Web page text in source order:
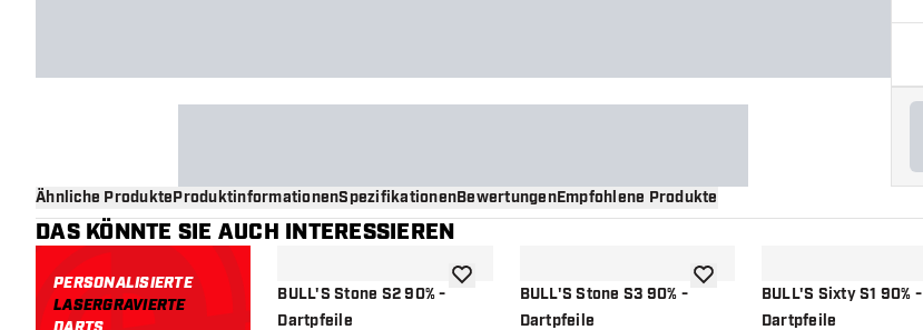
Ähnliche ProdukteProduktinformationenSpezifikationenBewertungenEmpfohlene Produkte
DAS KÖNNTE SIE AUCH INTERESSIEREN
PERSONALISIERTE
LASERGRAVIERTE
BULL'S Stone S2 90% -
Dartpfeile
Zur Wunschliste hinzufügen
BULL'S Stone S3 90% -
Dartpfeile
Zur Wunschliste hinzufügen
BULL'S Sixty S1 90% -
Dartpfeile